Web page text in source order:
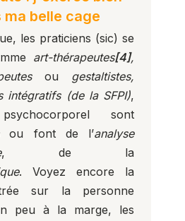
belle cage
les praticiens (sic) se
art-thérapeutes[4],
ou gestaltistes,
intégratifs (de la SFPI),
sont
ou font de l’analyse
, de la
. Voyez encore la
sur la personne
peu à la marge, les